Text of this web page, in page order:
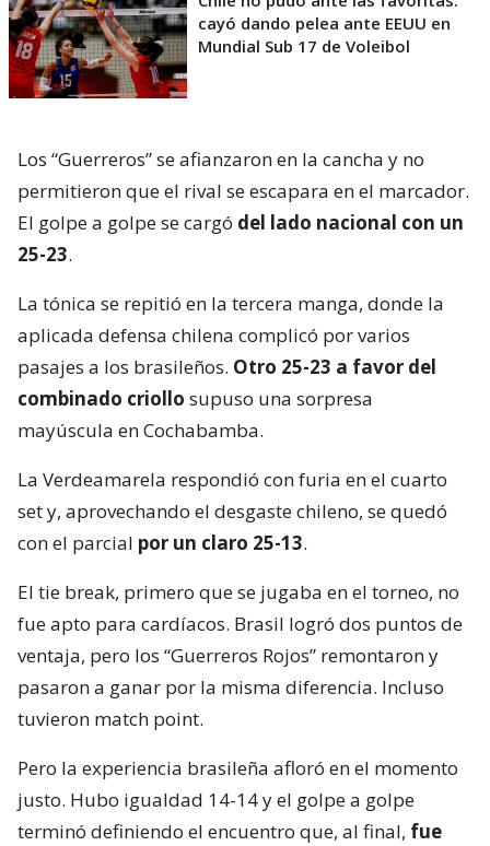
cayó dando pelea ante EEUU en
Mundial Sub 17 de Voleibol
Los “Guerreros” se afianzaron en la cancha y no
permitieron que el rival se escapara en el marcador.
El golpe a golpe se cargó del lado nacional con un
25-23.
La tónica se repitió en la tercera manga, donde la
aplicada defensa chilena complicó por varios
pasajes a los brasileños. Otro 25-23 a favor del
combinado criollo supuso una sorpresa
mayúscula en Cochabamba.
La Verdeamarela respondió con furia en el cuarto
set y, aprovechando el desgaste chileno, se quedó
con el parcial por un claro 25-13.
El tie break, primero que se jugaba en el torneo, no
fue apto para cardíacos. Brasil logró dos puntos de
ventaja, pero los “Guerreros Rojos” remontaron y
pasaron a ganar por la misma diferencia. Incluso
tuvieron match point.
Pero la experiencia brasileña afloró en el momento
justo. Hubo igualdad 14-14 y el golpe a golpe
terminó definiendo el encuentro que, al final, fue